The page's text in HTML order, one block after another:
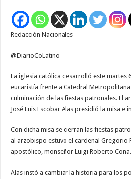
del
país
Redacción Nacionales
@DiarioCoLatino
La iglesia católica desarrolló este martes
eucaristía frente a Catedral Metropolitana
culminación de las fiestas patronales. El
José Luis Escobar Alas presidió la misa e
Con dicha misa se cierran las fiestas
al arzobispo estuvo el cardenal Gregorio
apostólico, monseñor Luigi Roberto Cona.
Alas instó a cambiar la historia para los